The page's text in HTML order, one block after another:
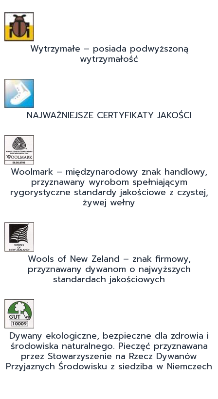
Wytrzymałe – posiada podwyższoną
wytrzymałość
NAJWAŻNIEJSZE CERTYFIKATY JAKOŚCI
Woolmark – międzynarodowy znak handlowy,
przyznawany wyrobom spełniającym
rygorystyczne standardy jakościowe z czystej,
żywej wełny
Wools of New Zeland – znak firmowy,
przyznawany dywanom o najwyższych
standardach jakościowych
Dywany ekologiczne, bezpieczne dla zdrowia i
środowiska naturalnego. Pieczęć przyznawana
przez Stowarzyszenie na Rzecz Dywanów
Przyjaznych Środowisku z siedziba w Niemczech